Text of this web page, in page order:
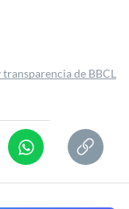
transparencia de BBCL